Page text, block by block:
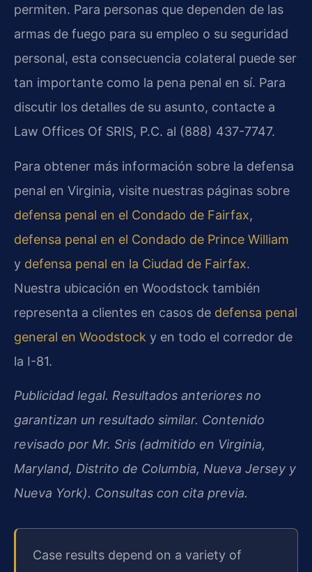
permiten. Para personas que dependen de las
armas de fuego para su empleo o su seguridad
personal, esta consecuencia colateral puede ser
tan importante como la pena penal en sí. Para
discutir los detalles de su asunto, contacte a
Law Offices Of SRIS, P.C. al (888) 437-7747.
Para obtener más información sobre la defensa
penal en Virginia, visite nuestras páginas sobre
defensa penal en el Condado de Fairfax,
defensa penal en el Condado de Prince William
y defensa penal en la Ciudad de Fairfax.
Nuestra ubicación en Woodstock también
representa a clientes en casos de defensa penal
general en Woodstock y en todo el corredor de
la I-81.
Publicidad legal. Resultados anteriores no
garantizan un resultado similar. Contenido
revisado por Mr. Sris (admitido en Virginia,
Maryland, Distrito de Columbia, Nueva Jersey y
Nueva York). Consultas con cita previa.
Case results depend on a variety of